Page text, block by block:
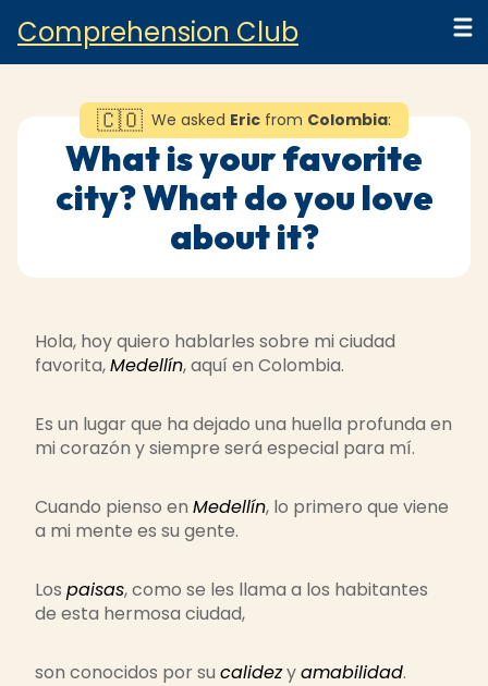
Comprehension Club
Sign up 🇨🇴 We asked Eric from Colombia:
What is your favorite
city? What do you love
about it?
Transcript
Hola, hoy quiero hablarles sobre mi ciudad
favorita,Medellín, aquí en Colombia.
Es un lugar que ha dejado una huella profunda en
mi corazón y siempre será especial para mí.
Cuando pienso en Medellín, lo primero que viene
a mi mente es su gente.
Los paisas, como se les llama a los habitantes
de esta hermosa ciudad,
son conocidos por su calidezyamabilidad.